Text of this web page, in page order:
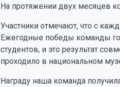
На протяжении двух месяцев
Участники отмечают, что с
Ежегодные победы команды
студентов, и это результат
проходило в национальном
Награду наша команда